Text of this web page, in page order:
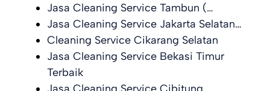
Jasa Cleaning Service Tambun (…
Jasa Cleaning Service Jakarta Selatan…
Cleaning Service Cikarang Selatan
Jasa Cleaning Service Bekasi Timur
Terbaik